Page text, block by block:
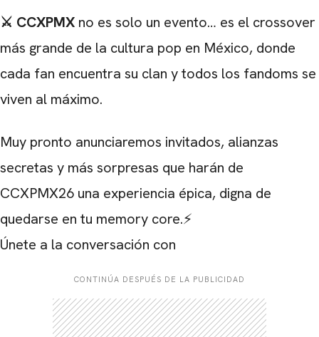
⚔️ CCXPMX no es solo un evento… es el crossover
más grande de la cultura pop en México, donde
cada fan encuentra su clan y todos los fandoms se
viven al máximo.
Muy pronto anunciaremos invitados, alianzas
secretas y más sorpresas que harán de
CCXPMX26 una experiencia épica, digna de
quedarse en tu memory core.⚡
Únete a la conversación con
CONTINÚA DESPUÉS DE LA PUBLICIDAD